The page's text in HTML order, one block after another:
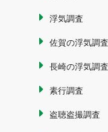
浮気調査
佐賀の浮気調査
長崎の浮気調査
素行調査
盗聴盗撮調査